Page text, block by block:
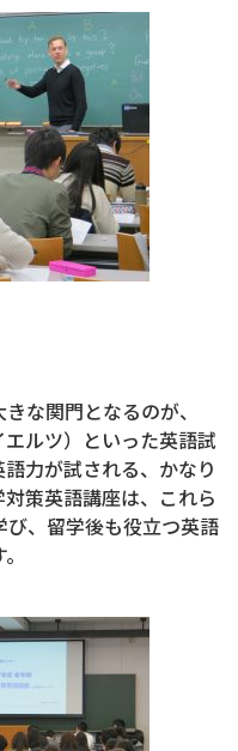
な関門となるのが、
ルツ）といった英語試
力が試される、かなり
策英語講座は、これら
、留学後も役立つ英語